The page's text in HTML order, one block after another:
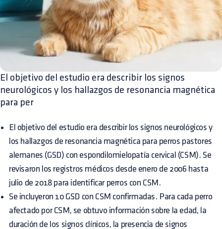
El objetivo del estudio era describir los signos
neurológicos y los hallazgos de resonancia magnética
para per
El objetivo del estudio era describir los signos neurológicos y
los hallazgos de resonancia magnética para perros pastores
alemanes (GSD) con espondilomielopatía cervical (CSM). Se
revisaron los registros médicos desde enero de 2006 hasta
julio de 2018 para identificar perros con CSM.
Se incluyeron 10 GSD con CSM confirmadas. Para cada perro
afectado por CSM, se obtuvo información sobre la edad, la
duración de los signos clínicos, la presencia de signos